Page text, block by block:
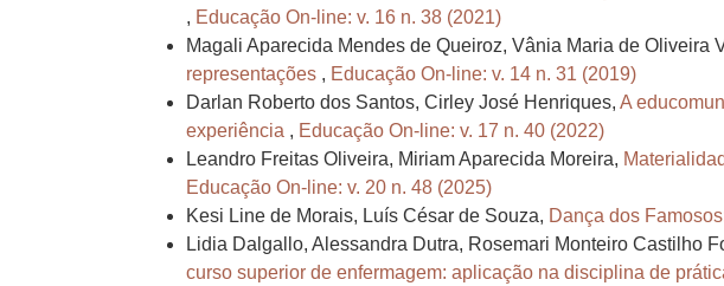
, Educação On-line: v. 16 n. 38 (2021)
Magali Aparecida Mendes de Queiroz, Vânia Maria de Oliveira
representações , Educação On-line: v. 14 n. 31 (2019)
Darlan Roberto dos Santos, Cirley José Henriques, A
experiência , Educação On-line: v. 17 n. 40 (2022)
Leandro Freitas Oliveira, Miriam Aparecida Moreira,
Educação On-line: v. 20 n. 48 (2025)
Kesi Line de Morais, Luís César de Souza, Dança dos
Lidia Dalgallo, Alessandra Dutra, Rosemari Monteiro Castilho
curso superior de enfermagem: aplicação na disciplina de